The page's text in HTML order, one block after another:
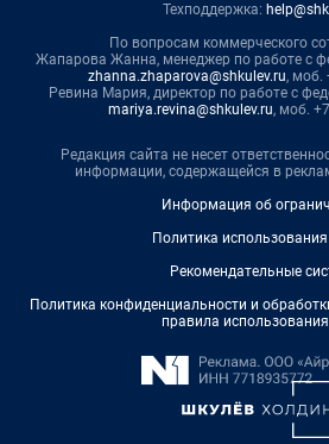
Техподдержка:
По вопросам коммерческого
Жапарова Жанна, менеджер по работе с
zhanna.zhaparova@shkulev.ru, моб.
Ревина Мария, директор по работе с
mariya.revina@shkulev.ru, моб.
Редакция сайта не несет
информации, содержащейся в
Информация об
Политика
Рекомендательные
Политика конфиденциальности и
правила